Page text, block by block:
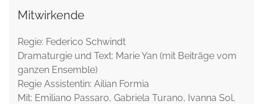
Mitwirkende
Regie: Federico Schwindt
Dramaturgie und Text: Marie Yan (mit Beiträge vom
ganzen Ensemble)
Regie Assistentin: Ailian Formia
Mit: Emiliano Passaro, Gabriela Turano, Ivanna Sol,